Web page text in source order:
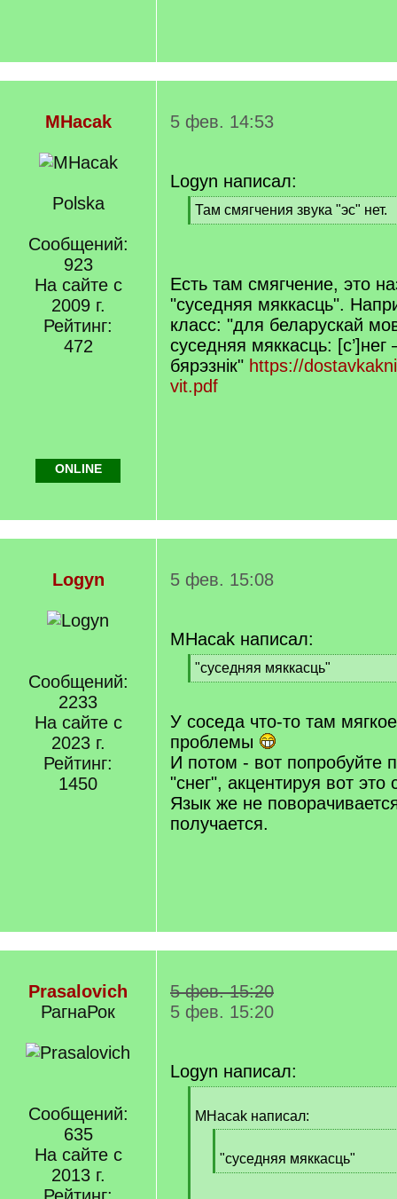
MHacak
Polska
Сообщений:
923
На сайте с
2009 г.
Рейтинг:
472
5 фев. 14:53
Logyn написал:
[
q
Там смягчения звука "эс" нет.
[
Есть там смягчение, это
"суседняя мяккасць".
класс: "для беларускай
суседняя мяккасць: [с’]нег
бярэзнік" https://
vit.pdf
ONLINE
Logyn
Сообщений:
2233
На сайте с
2023 г.
Рейтинг:
1450
5 фев. 15:08
MHacak написал:
[
q
"суседняя мяккасць"
[
q
]
У соседа что-то там
проблемы
И потом - вот попробуйте
"снег", акцентируя вот
Язык же не
получается.
Prasalovich
РагнаРок
Сообщений:
635
На сайте с
2013 г.
5 фев. 15:20
5 фев. 15:20
Logyn написал:
q
MHacak написал:
q
]
"суседняя мяккасць"
[